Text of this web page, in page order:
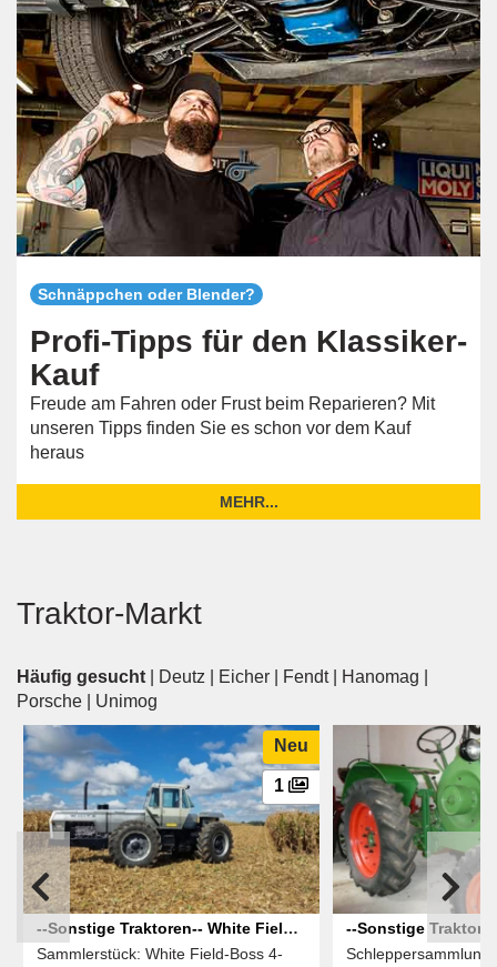
Schnäppchen oder Blender?
Profi-Tipps für den Klassiker-
Kauf
Freude am Fahren oder Frust beim Reparieren? Mit
unseren Tipps finden Sie es schon vor dem Kauf
heraus
MEHR...
Traktor-Markt
Häufig gesucht Deutz Eicher Fendt| Hanomag
Porsche
Unimog
Neu
1
--Sonstige Traktoren-- White Field-
Boss 4-210
Sammlerstück: White Field-Boss 4-
--Sonstige
Verdampfer
Schleppersammlung